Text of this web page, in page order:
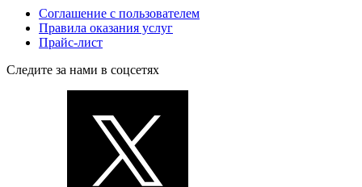
Соглашение с пользователем
Правила оказания услуг
Прайс-лист
Следите за нами в соцсетях